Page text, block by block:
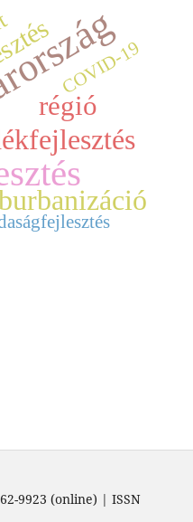
régió
COVID-19
9923 (online) | ISSN